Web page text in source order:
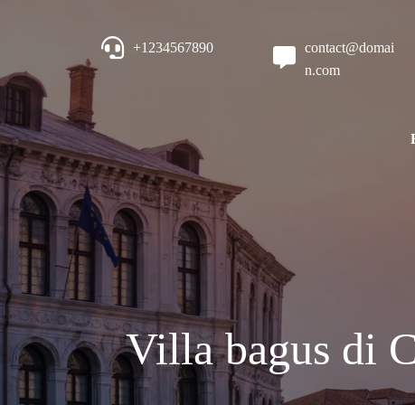
+1234567890
contact@domai
n.com
Villa bagus di